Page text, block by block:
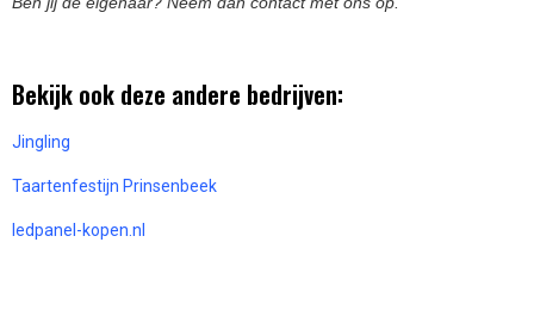
Bekijk ook deze andere bedrijven:
Jingling
Taartenfestijn Prinsenbeek
ledpanel-kopen.nl